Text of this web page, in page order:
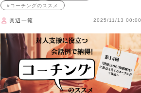
#コーチングのススメ
眞辺一範 2025/11/13 00:00